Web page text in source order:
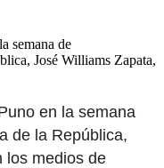
semana de
José Williams Zapata,
en la semana
de la República,
los medios de